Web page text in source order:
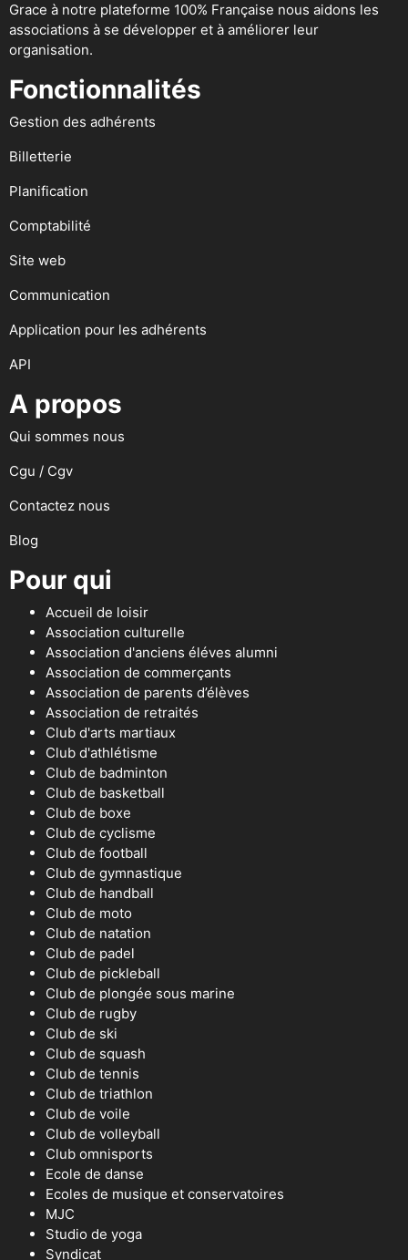
Grace à notre plateforme 100% Française nous aidons les
associations à se développer et à améliorer leur
organisation.
Fonctionnalités
Gestion des adhérents
Billetterie
Planification
Comptabilité
Site web
Communication
Application pour les adhérents
API
A propos
Qui sommes nous
Cgu / Cgv
Contactez nous
Blog
Pour qui
Accueil de loisir
Association culturelle
Association d'anciens éléves alumni
Association de commerçants
Association de parents d’élèves
Association de retraités
Club d'arts martiaux
Club d'athlétisme
Club de badminton
Club de basketball
Club de boxe
Club de cyclisme
Club de football
Club de gymnastique
Club de handball
Club de moto
Club de natation
Club de padel
Club de pickleball
Club de plongée sous marine
Club de rugby
Club de ski
Club de squash
Club de tennis
Club de triathlon
Club de voile
Club de volleyball
Club omnisports
Ecole de danse
Ecoles de musique et conservatoires
MJC
Studio de yoga
Syndicat